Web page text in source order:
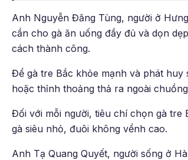
Anh Nguyễn Đăng Tùng, người ở
cần cho gà ăn uống đầy đủ và dọn
cách thành công.
Để gà tre Bắc khỏe mạnh và phát
hoặc thỉnh thoảng thả ra ngoài
Đối với mỗi người, tiêu chí chọn gà tre
gà siêu nhỏ, đuôi không vểnh cao.
Anh Tạ Quang Quyết, người sống ở